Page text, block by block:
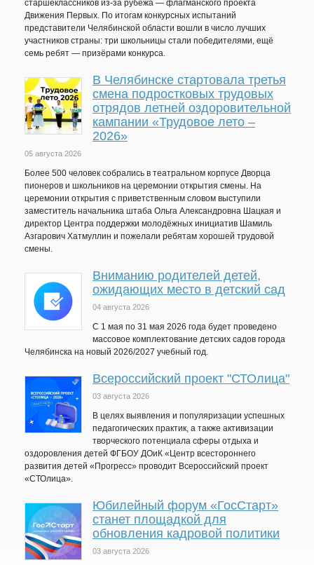
старшеклассников из-за рубежа — флагманского проекта
Движения Первых. По итогам конкурсных испытаний
представители Челябинской области вошли в число лучших
участников страны: три школьницы стали победителями, ещё
семь ребят — призёрами конкурса.
В Челябинске стартовала третья
смена подростковых трудовых
отрядов летней оздоровительной
кампании «Трудовое лето –
2026»
05 августа 2026
Более 500 человек собрались в театральном корпусе Дворца
пионеров и школьников на церемонии открытия смены. На
церемонии открытия с приветственным словом выступили
заместитель начальника штаба Ольга Александровна Шацкая и
директор Центра поддержки молодёжных инициатив Шамиль
Азгарович Хатмуллин и пожелали ребятам хорошей трудовой
смены.
Вниманию родителей детей,
ожидающих место в детский сад
04 августа 2026
C 1 мая по 31 мая 2026 года будет проведено
массовое комплектование детских садов города
Челябинска на новый 2026/2027 учебный год.
Всероссийский проект "СТОлица"
03 августа 2026
В целях выявления и популяризации успешных
педагогических практик, а также активизации
творческого потенциала сферы отдыха и
оздоровления детей ФГБОУ ДОиК «Центр всестороннего
развития детей «Прогресс» проводит Всероссийский проект
«СТОлица».
Юбилейный форум «ГосСтарт»
станет площадкой для
обновления кадровой политики
03 августа 2026